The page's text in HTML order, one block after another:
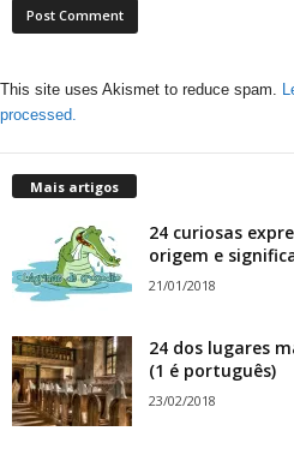
This site uses Akismet to reduce spam.
processed.
Mais artigos
24 curiosas
origem e
21/01/2018
24 dos lugares
(1 é português)
23/02/2018